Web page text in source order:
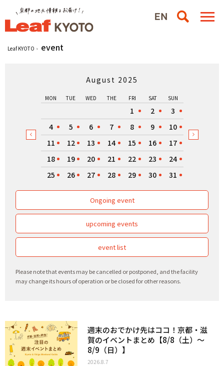
Leaf KYOTO event
August 2025
MON TUE WED THE FRI SAT SUN
1 2
3
4
5 6 7 8 9
10
11
12 13 14 15 16
17
18
19 20 21 22 23
24
25
26 27 28 29 30 31
Ongoing event
upcoming events
event list
Please note that events may be cancelled or postponed, and the facility
may change its hours of operation or be closed for other reasons.
週末のおでかけ先はココ！京都・滋
賀のイベントまとめ【8/8（土）〜
8/9（日）】
2026.8.7